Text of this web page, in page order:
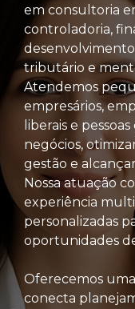
em consultoria
controladoria,
tributário e
Atendemos
empresários,
liberais e
negócios,
gestão e
Nossa atuação
experiência
personalizadas
oportunidades
Oferecemos
conecta